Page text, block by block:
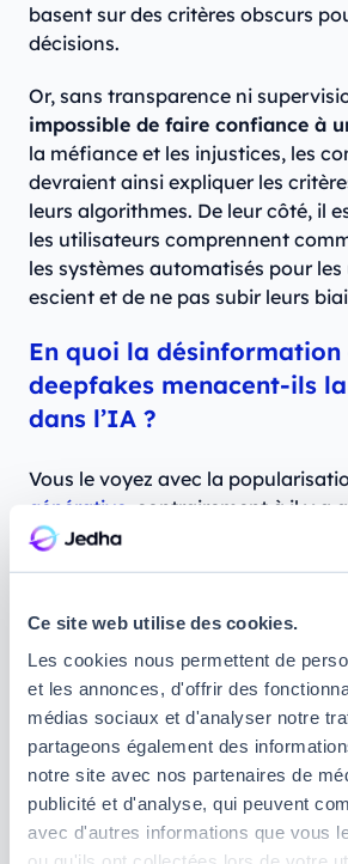
Ce site web utilise des cookies.
Les cookies nous permettent de
et les annonces, d'offrir des
médias sociaux et d'analyser notre
partageons également des
notre site avec nos partenaires de
publicité et d'analyse, qui peuvent
avec d'autres informations que vous
basent sur des critères obscurs
décisions.
Or, sans transparence ni
impossible de faire confiance à
la méfiance et les injustices, les
devraient ainsi expliquer les
leurs algorithmes. De leur côté, il
les utilisateurs comprennent
les systèmes automatisés pour
escient et de ne pas subir leurs
En quoi la désinformation
deepfakes menacent-ils
dans l’IA ?
Vous le voyez avec la
générative , contrairement à il y a
où cela demandait encore des
des individus ou des entreprises,
manipuler les opinions publiques
exemple à cette dame qui, de 2023
extorquer plus de 800 000 euros
Pitt.
Or, comme le souligne justement
dès qu’on voit que l’IA est utilisée
escient, la confiance dans l’outil